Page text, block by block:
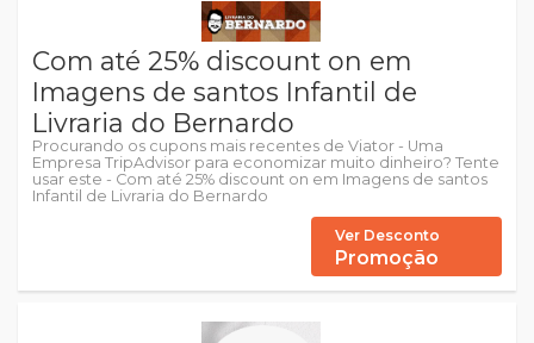
Com até 25% discount on em
Imagens de santos Infantil de
Livraria do Bernardo
Procurando os cupons mais recentes de Viator - Uma
Empresa TripAdvisor para economizar muito dinheiro? Tente
usar este - Com até 25% discount on em Imagens de santos
Infantil de Livraria do Bernardo
Ver Desconto
Promoção